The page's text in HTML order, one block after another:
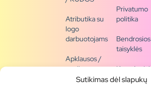
Sutikimas dėl slapukų
Atributika su
logo
darbuotojams
Apklausos /
naujienų
siena
Privatumo
politika
Bendrosios
taisyklės
Kontaktai /
rekvizitai